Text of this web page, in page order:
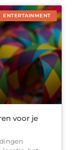
ENTERTAINMENT
voor je